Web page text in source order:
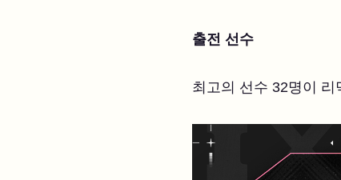
출전 선수
최고의 선수 32명이